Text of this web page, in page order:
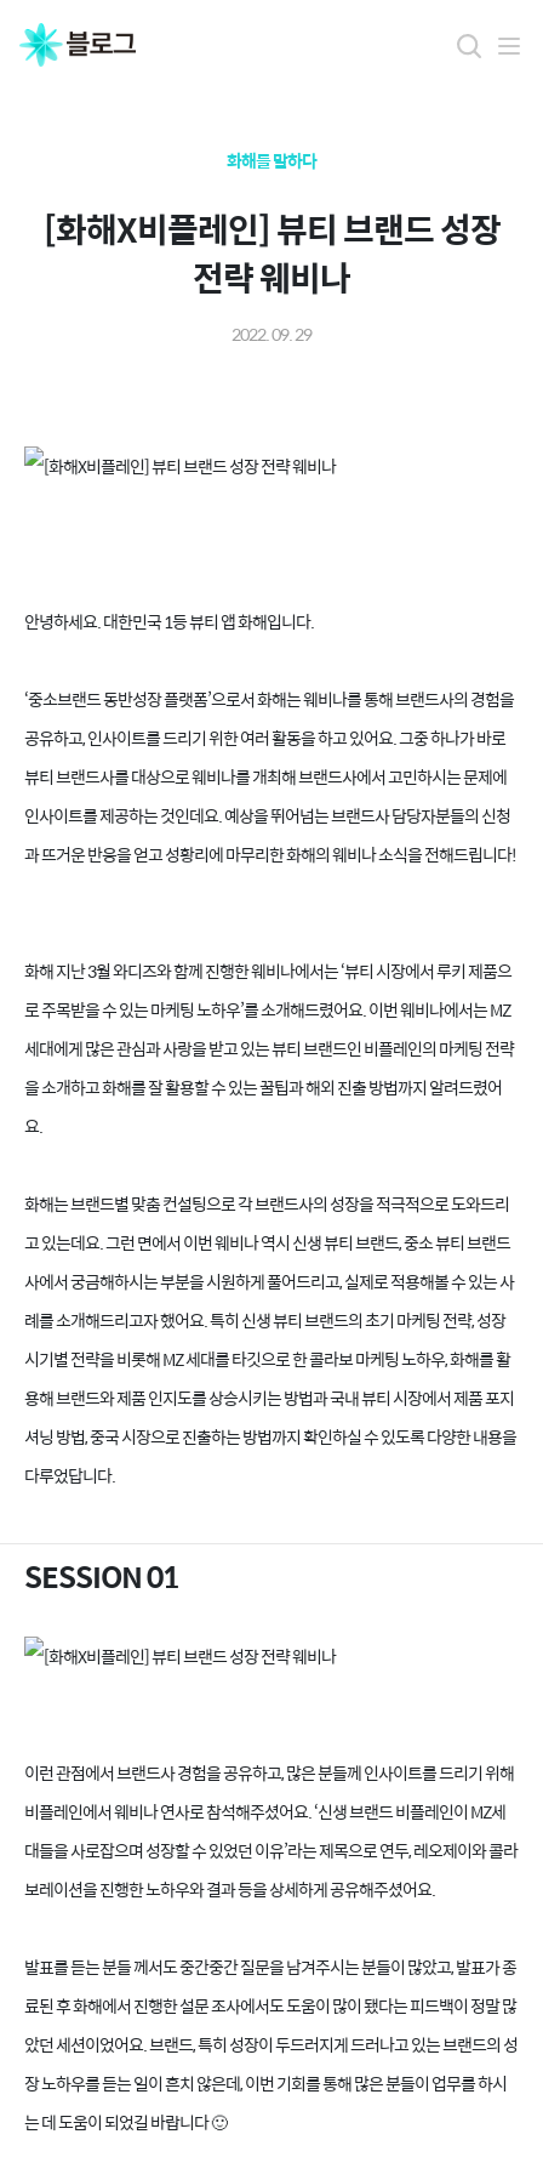
화해를 말하다
[화해X비플레인] 뷰티 브랜드 성장
전략 웨비나
2022. 09. 29
안녕하세요. 대한민국 1등 뷰티 앱 화해입니다.
‘중소브랜드 동반성장 플랫폼’으로서 화해는 웨비나를 통해 브랜드사의 경험을
공유하고, 인사이트를 드리기 위한 여러 활동을 하고 있어요. 그중 하나가 바로
뷰티 브랜드사를 대상으로 웨비나를 개최해 브랜드사에서 고민하시는 문제에
인사이트를 제공하는 것인데요. 예상을 뛰어넘는 브랜드사 담당자분들의 신청
과 뜨거운 반응을 얻고 성황리에 마무리한 화해의 웨비나 소식을 전해드립니다!
화해 지난 3월 와디즈와 함께 진행한 웨비나에서는 ‘뷰티 시장에서 루키 제품으
로 주목받을 수 있는 마케팅 노하우’를 소개해드렸어요. 이번 웨비나에서는 MZ
세대에게 많은 관심과 사랑을 받고 있는 뷰티 브랜드인 비플레인의 마케팅 전략
을 소개하고 화해를 잘 활용할 수 있는 꿀팁과 해외 진출 방법까지 알려드렸어
요.
화해는 브랜드별 맞춤 컨설팅으로 각 브랜드사의 성장을 적극적으로 도와드리
고 있는데요. 그런 면에서 이번 웨비나 역시 신생 뷰티 브랜드, 중소 뷰티 브랜드
사에서 궁금해하시는 부분을 시원하게 풀어드리고, 실제로 적용해볼 수 있는 사
례를 소개해드리고자 했어요. 특히 신생 뷰티 브랜드의 초기 마케팅 전략, 성장
시기별 전략을 비롯해 MZ 세대를 타깃으로 한 콜라보 마케팅 노하우, 화해를 활
용해 브랜드와 제품 인지도를 상승시키는 방법과 국내 뷰티 시장에서 제품 포지
셔닝 방법, 중국 시장으로 진출하는 방법까지 확인하실 수 있도록 다양한 내용을
다루었답니다.
SESSION 01
이런 관점에서 브랜드사 경험을 공유하고, 많은 분들께 인사이트를 드리기 위해
비플레인에서 웨비나 연사로 참석해주셨어요. ‘신생 브랜드 비플레인이 MZ세
대들을 사로잡으며 성장할 수 있었던 이유’라는 제목으로 연두, 레오제이와 콜라
보레이션을 진행한 노하우와 결과 등을 상세하게 공유해주셨어요.
발표를 듣는 분들 께서도 중간중간 질문을 남겨주시는 분들이 많았고, 발표가 종
료된 후 화해에서 진행한 설문 조사에서도 도움이 많이 됐다는 피드백이 정말 많
았던 세션이었어요. 브랜드, 특히 성장이 두드러지게 드러나고 있는 브랜드의 성
장 노하우를 듣는 일이 흔치 않은데, 이번 기회를 통해 많은 분들이 업무를 하시
는 데 도움이 되었길 바랍니다 🙂